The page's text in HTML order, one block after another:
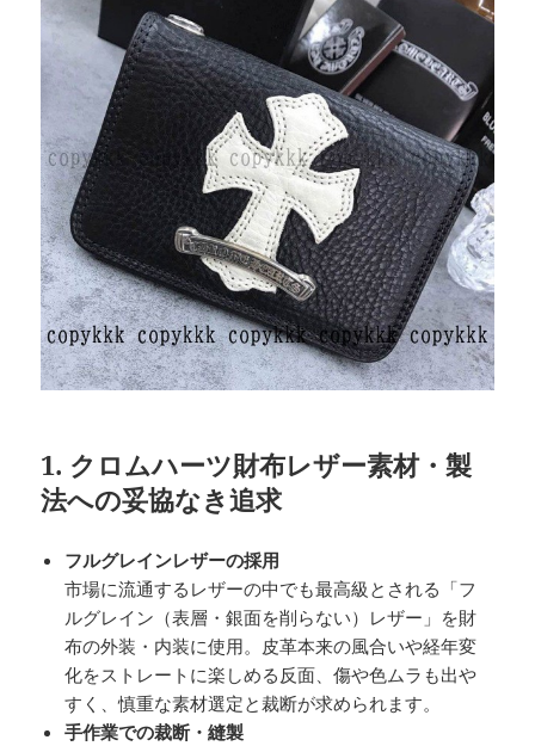
1. クロムハーツ財布レザー素材・製
法への妥協なき追求
フルグレインレザーの採用
市場に流通するレザーの中でも最高級とされる「フ
ルグレイン（表層・銀面を削らない）レザー」を財
布の外装・内装に使用。皮革本来の風合いや経年変
化をストレートに楽しめる反面、傷や色ムラも出や
すく、慎重な素材選定と裁断が求められます。
手作業での裁断・縫製